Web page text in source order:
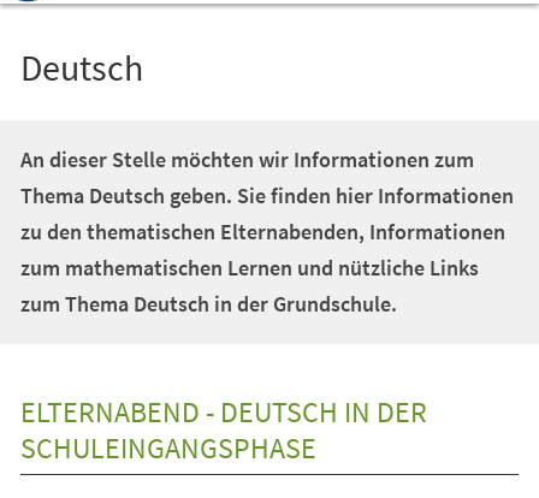
Deutsch
An dieser Stelle möchten wir Informationen zum
Thema Deutsch geben. Sie finden hier Informationen
zu den thematischen Elternabenden, Informationen
zum mathematischen Lernen und nützliche Links
zum Thema Deutsch in der Grundschule.
ELTERNABEND - DEUTSCH IN DER
SCHULEINGANGSPHASE